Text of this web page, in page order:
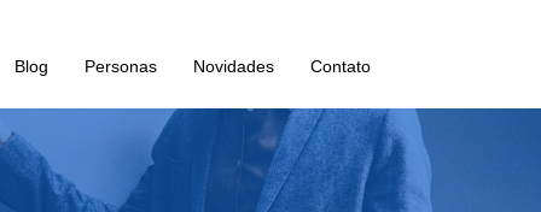
Blog Personas Novidades Contato